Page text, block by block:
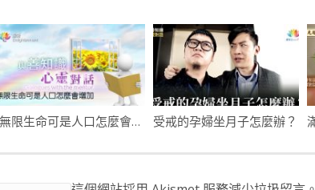
無限生命可是人口怎麼會增加 受戒的孕婦坐月子怎麼辦？